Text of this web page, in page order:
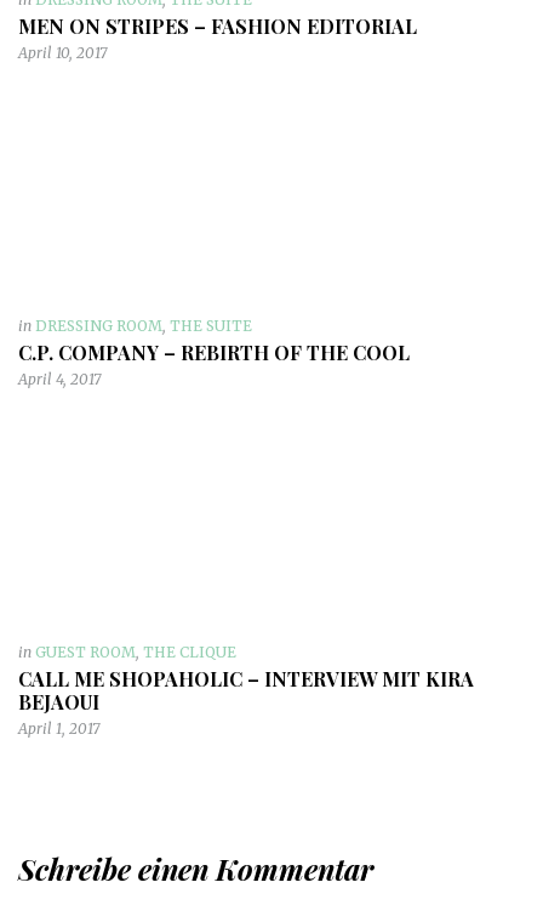
MEN ON STRIPES – FASHION EDITORIAL
April 10, 2017
in DRESSING ROOM, THE SUITE
C.P. COMPANY – REBIRTH OF THE COOL
April 4, 2017
in GUEST ROOM, THE CLIQUE
CALL ME SHOPAHOLIC – INTERVIEW MIT KIRA
BEJAOUI
April 1, 2017
Schreibe einen Kommentar